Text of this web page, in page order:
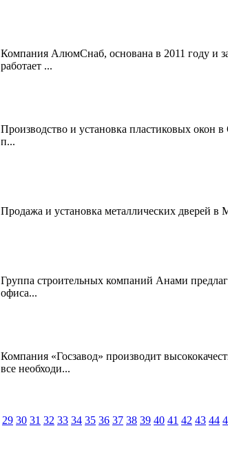
Компания АлюмСнаб, основана в 2011 году и
работает ...
Производство и установка пластиковых окон
п...
Продажа и установка металлических дверей в
Группа строительных компаний Анами
офиса...
Компания «Госзавод» производит
все необходи...
29 30 31 32 33 34 35 36 37 38 39 40 41 42 43 44